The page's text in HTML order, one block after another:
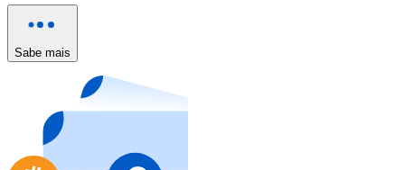
Comprar com cartão
Compre cartões-presente das suas marcas favoritas
Ir para a loja de cartões-presente
Sabe mais